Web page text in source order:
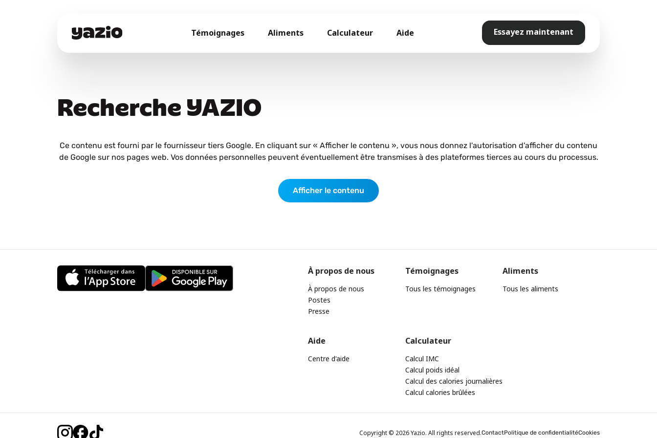
Témoignages Aliments Calculateur Aide Essayez maintenant
Recherche YAZIO
Ce contenu est fourni par le fournisseur tiers Google. En cliquant sur « Afficher le contenu », vous nous donnez l'autorisation d'afficher du contenu
de Google sur nos pages web. Vos données personnelles peuvent éventuellement être transmises à des plateformes tierces au cours du processus.
Afficher le contenu
À propos de nous
À propos de nous
Postes
Presse
Témoignages
Tous les témoignages
Aliments
Tous les aliments
Aide
Centre d'aide
Calculateur
Calcul IMC
Calcul poids idéal
Calcul des calories journalières
Calcul calories brûlées
Copyright © 2026 Yazio. All rights reserved.ContactPolitique de confidentialitéCookies